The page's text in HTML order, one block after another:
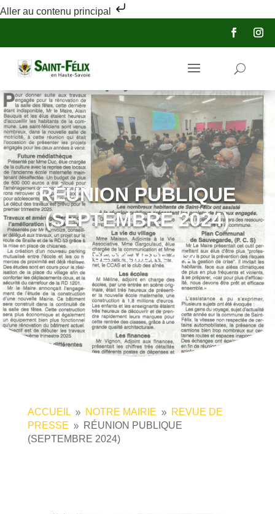
Aller au contenu principal
RÉUNION PUBLIQUE
(SEPTEMBRE 2024)
16 SEPTEMBRE 2024
ACCUEIL 9 NOTRE MAIRIE 9
REVUE DE
PRESSE 9
RÉUNION PUBLIQUE
(SEPTEMBRE 2024)